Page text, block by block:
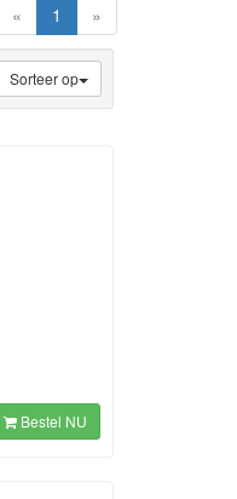
« 1 (current)
»
Sorteer op
Bestel NU